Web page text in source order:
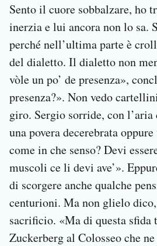
Sento il cuore sobbalzare, ho
inerzia e lui ancora non lo sa.
perché nell’ultima parte è
del dialetto. Il dialetto non
vòle un po’ de presenza»,
presenza?». Non vedo
giro. Sergio sorride, con
una povera decerebrata
come in che senso? Devi
muscoli ce li devi ave’».
di scorgere anche qualche
centurioni. Ma non glielo
sacrificio. «Ma di questa sfida
Zuckerberg al Colosseo che